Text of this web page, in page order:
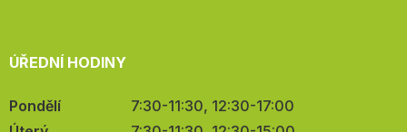
ÚŘEDNÍ HODINY
Pondělí
7:30-11:30, 12:30-17:00